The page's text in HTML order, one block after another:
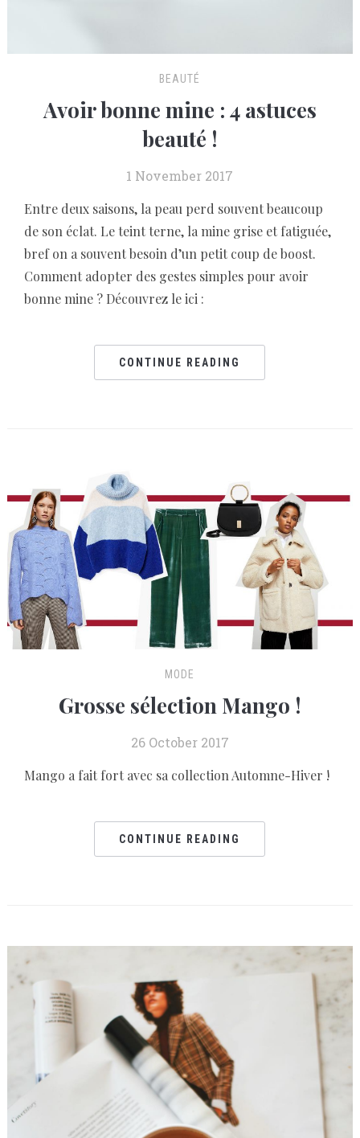
BEAUTÉ
Avoir bonne mine : 4 astuces
beauté !
1 November 2017
Entre deux saisons, la peau perd souvent beaucoup
de son éclat. Le teint terne, la mine grise et fatiguée,
bref on a souvent besoin d’un petit coup de boost.
Comment adopter des gestes simples pour avoir
bonne mine ? Découvrez le ici :
CONTINUE READING
MODE
Grosse sélection Mango !
26 October 2017
Mango a fait fort avec sa collection Automne-Hiver !
CONTINUE READING